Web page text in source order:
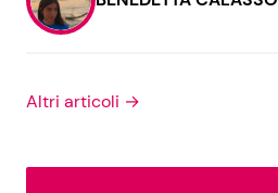
Altri articoli →